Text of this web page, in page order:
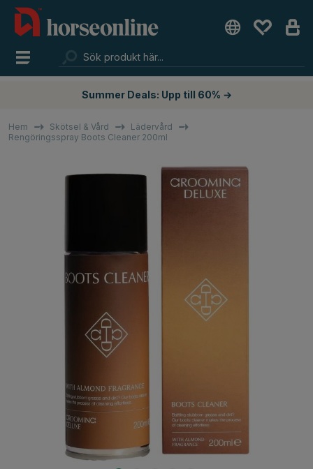
Summer Deals: Upp till 60% →
Hem Skötsel & Vård
Lädervård
Rengöringsspray Boots Cleaner 200ml